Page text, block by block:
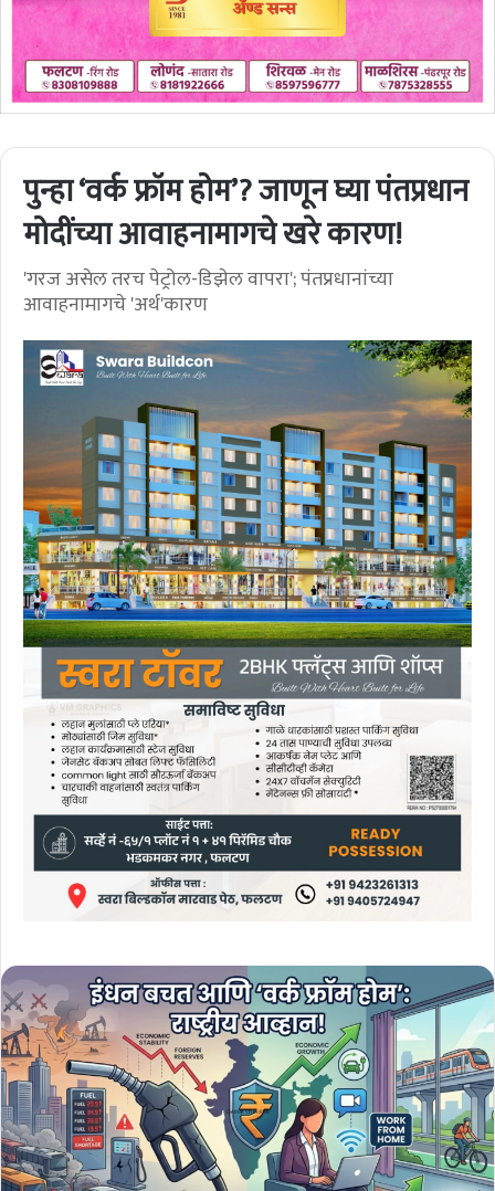
पुन्हा ‘वर्क फ्रॉम होम’? जाणून घ्या पंतप्रधान
मोदींच्या आवाहनामागचे खरे कारण!
'गरज असेल तरच पेट्रोल-डिझेल वापरा'; पंतप्रधानांच्या
आवाहनामागचे 'अर्थ'कारण